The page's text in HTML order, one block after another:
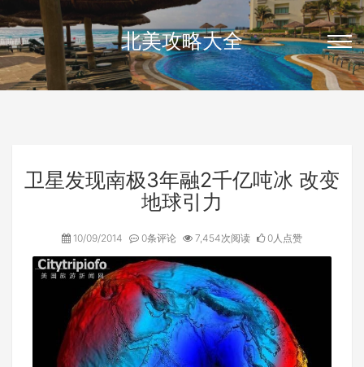
北美攻略大全
卫星发现南极3年融2千亿吨冰 改变
地球引力
10/09/2014 0条评论 7,454次阅读 0人点赞